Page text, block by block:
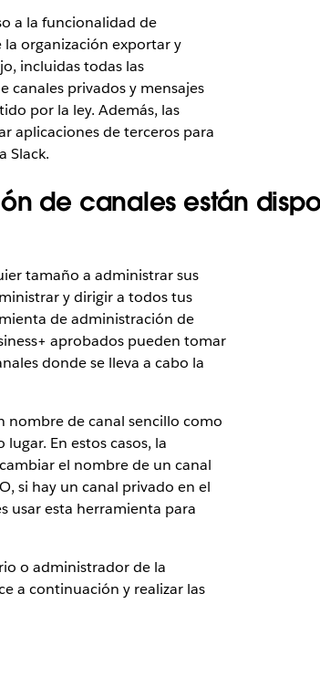
a la funcionalidad de
organización exportar y
incluidas todas las
canales privados y mensajes
por la ley. Además, las
aplicaciones de terceros para
Slack.
de canales están
tamaño a administrar sus
y dirigir a todos tus
de administración de
aprobados pueden tomar
donde se lleva a cabo la
nombre de canal sencillo como
En estos casos, la
el nombre de un canal
si hay un canal privado en el
usar esta herramienta para
o administrador de la
a continuación y realizar las